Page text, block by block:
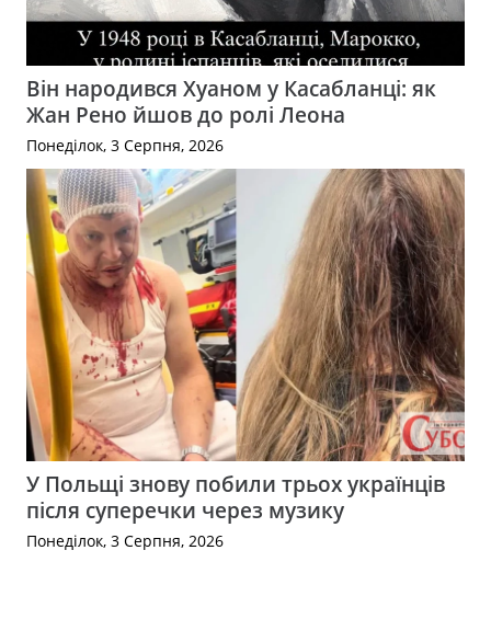
Він народився Хуаном у Касабланці: як
Жан Рено йшов до ролі Леона
Понеділок, 3 Серпня, 2026
У Польщі знову побили трьох українців
після суперечки через музику
Понеділок, 3 Серпня, 2026